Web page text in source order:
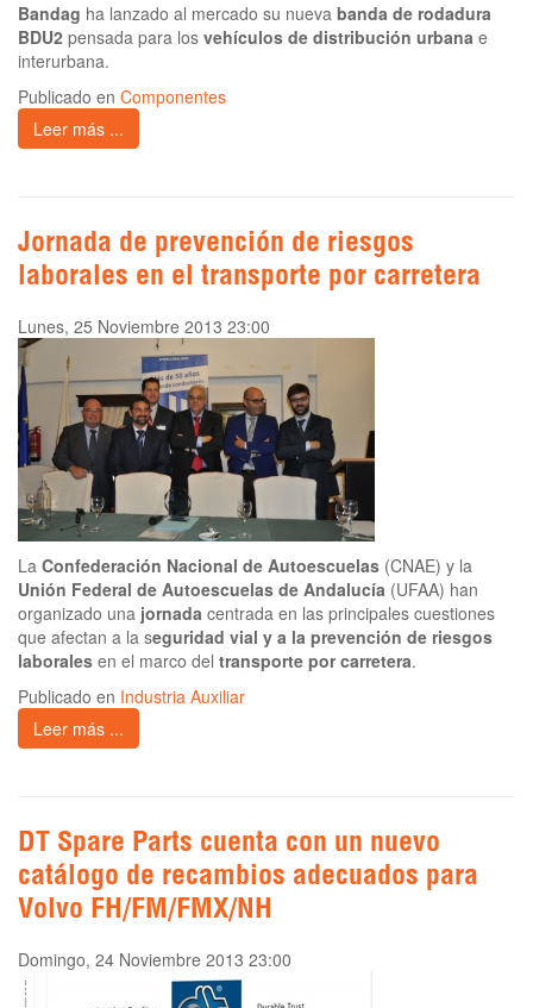
Bandag ha lanzado al mercado su nueva banda de rodadura
BDU2 pensada para los vehículos de distribución urbana e
interurbana.
Publicado en Componentes
Leer más ...
Jornada de prevención de riesgos
laborales en el transporte por carretera
Lunes, 25 Noviembre 2013 23:00
La Confederación Nacional de Autoescuelas (CNAE) y la
Unión Federal de Autoescuelas de Andalucía (UFAA) han
organizado una jornada centrada en las principales cuestiones
que afectan a la seguridad vial y a la prevención de riesgos
laborales en el marco del transporte por carretera.
Publicado en Industria Auxiliar
Leer más ...
DT Spare Parts cuenta con un nuevo
catálogo de recambios adecuados para
Volvo FH/FM/FMX/NH
Domingo, 24 Noviembre 2013 23:00